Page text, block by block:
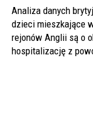
Analiza danych
dzieci mieszkające
rejonów Anglii są o
hospitalizację z